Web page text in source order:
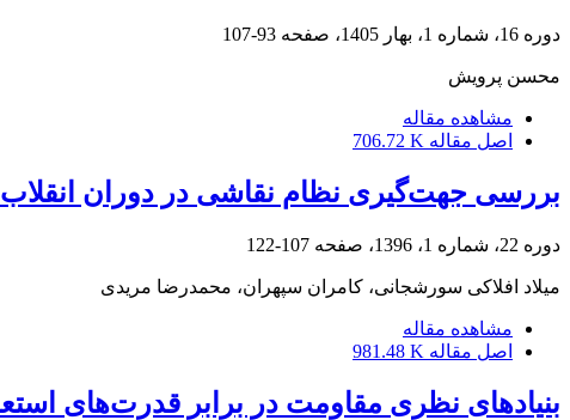
دوره 16، شماره 1، بهار 1405، صفحه 93-107
محسن پرویش
مشاهده مقاله
اصل مقاله 706.72 K
بررسی جهت‌گیری نظام نقاشی در دوران
دوره 22، شماره 1، 1396، صفحه 107-122
میلاد افلاکی سورشجانی، کامران سپهران، محمدرضا مریدی
مشاهده مقاله
اصل مقاله 981.48 K
بنیادهای نظری مقاومت در برابر قدرت‌های